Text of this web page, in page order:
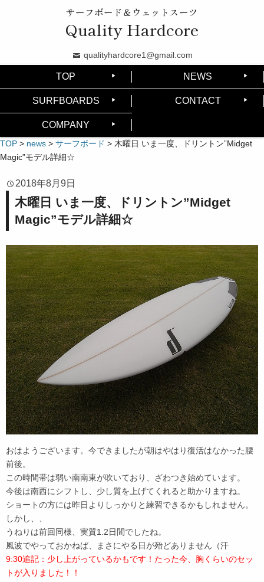
サーフボード＆ウェットスーツ
Quality Hardcore
qualityhardcore1@gmail.com
TOP NEWS
SURFBOARDS CONTACT
COMPANY
TOP > news > サーフボード > 木曜日 いま一度、ドリントン”Midget
Magic”モデル詳細☆
2018年8月9日
木曜日 いま一度、ドリントン”Midget
Magic”モデル詳細☆
おはようございます。今できましたが朝はやはり復活はなかった腰
前後。
この時間帯は弱い南南東が吹いており、ざわつき始めています。
今後は南西にシフトし、少し質を上げてくれると助かりますね。
ショートの方には昨日よりしっかりと練習できるかもしれません。
しかし、、
うねりは前回同様、実質1.2日間でしたね。
風波でやっておかねば、まさにやる日が殆どありません（汗
9:30追記：少し上がっているかもです！たった今、胸くらいのセッ
トが入りました！！